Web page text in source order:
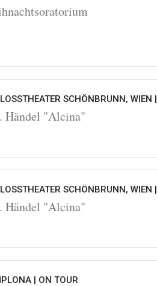
SCHÖNBRUNN, WIEN |
Händel "Alcina"
SCHÖNBRUNN, WIEN |
Händel "Alcina"
| ON TOUR